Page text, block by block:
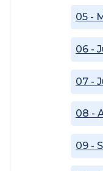
05 -
06 -
07 -
08 -
09 -